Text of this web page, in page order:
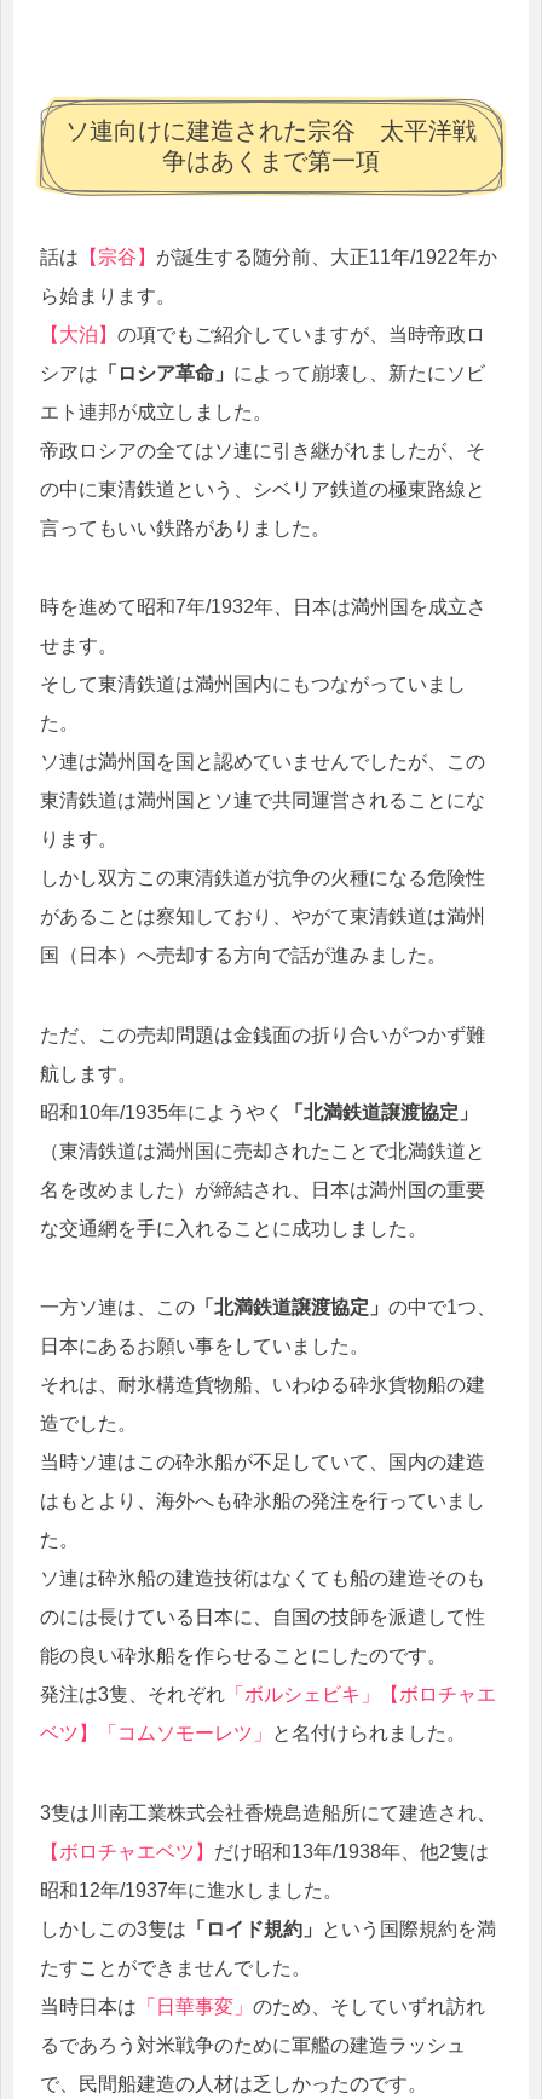
ソ連向けに建造された宗谷 太平洋戦
争はあくまで第一項
話は 【宗谷】 が誕生する随分前、大正11年/1922年か
ら始まります。
【大泊】 の項でもご紹介していますが、当時帝政ロ
シアは 「ロシア革命」 によって崩壊し、新たにソビ
エト連邦が成立しました。
帝政ロシアの全てはソ連に引き継がれましたが、そ
の中に東清鉄道という、シベリア鉄道の極東路線と
言ってもいい鉄路がありました。
時を進めて昭和7年/1932年、日本は満州国を成立さ
せます。
そして東清鉄道は満州国内にもつながっていまし
た。
ソ連は満州国を国と認めていませんでしたが、この
東清鉄道は満州国とソ連で共同運営されることにな
ります。
しかし双方この東清鉄道が抗争の火種になる危険性
があることは察知しており、やがて東清鉄道は満州
国（日本）へ売却する方向で話が進みました。
ただ、この売却問題は金銭面の折り合いがつかず難
航します。
昭和10年/1935年にようやく
「北満鉄道譲渡協定」
（東清鉄道は満州国に売却されたことで北満鉄道と
名を改めました）が締結され、日本は満州国の重要
な交通網を手に入れることに成功しました。
一方ソ連は、この 「北満鉄道譲渡協定」 の中で1つ、
日本にあるお願い事をしていました。
それは、耐氷構造貨物船、いわゆる砕氷貨物船の建
造でした。
当時ソ連はこの砕氷船が不足していて、国内の建造
はもとより、海外へも砕氷船の発注を行っていまし
た。
ソ連は砕氷船の建造技術はなくても船の建造そのも
のには長けている日本に、自国の技師を派遣して性
能の良い砕氷船を作らせることにしたのです。
発注は3隻、それぞれ 「ボルシェビキ」【ボロチャエ
ベツ】「コムソモーレツ」
と名付けられました。
3隻は川南工業株式会社香焼島造船所にて建造され、
【ボロチャエベツ】 だけ昭和13年/1938年、他2隻は
昭和12年/1937年に進水しました。
しかしこの3隻は 「ロイド規約」
という国際規約を満
たすことができませんでした。
当時日本は 「日華事変」 のため、そしていずれ訪れ
るであろう対米戦争のために軍艦の建造ラッシュ
で、民間船建造の人材は乏しかったのです。